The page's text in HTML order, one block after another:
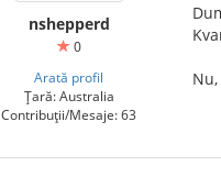
nshepperd
0
Arată profil
Țară: Australia
Contribuții/Mesaje: 63